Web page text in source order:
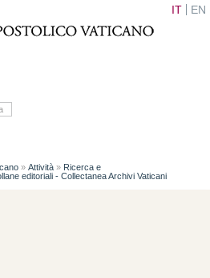
IT EN
» Attività » Ricerca e
editoriali - Collectanea Archivi Vaticani